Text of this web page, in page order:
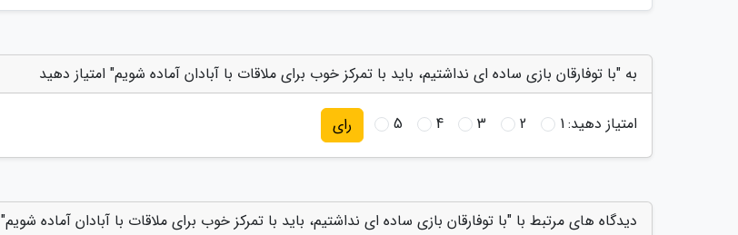
به "با توفارقان بازی ساده ای نداشتیم، باید با تمرکز خوب برای ملاقات با آبادان آماده شویم" امتیاز دهید
امتیاز دهید:1
2
3
4
5 رای
دیدگاه های مرتبط با "با توفارقان بازی ساده ای نداشتیم، باید با تمرکز خوب برای ملاقات با آبادان آماده شویم"